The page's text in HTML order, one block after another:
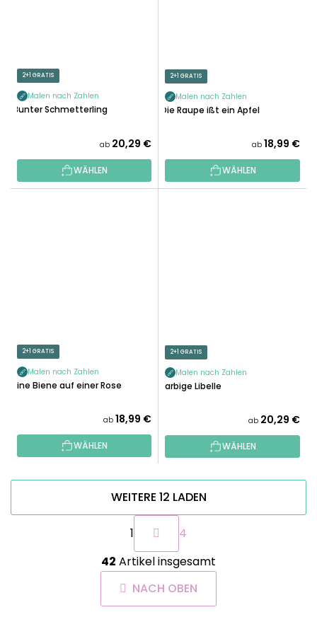
2+1 GRATIS
Malen nach Zahlen
Bunter Schmetterling
ab 20,29 €
WÄHLEN
2+1 GRATIS
Malen nach Zahlen
Die Raupe ißt ein Apfel
ab 18,99 €
WÄHLEN
2+1 GRATIS
Malen nach Zahlen
Eine Biene auf einer Rose
ab 18,99 €
WÄHLEN
2+1 GRATIS
Malen nach Zahlen
Farbige Libelle
ab 20,29 €
WÄHLEN
S
t
e
u
e
WEITERE 12 LADEN
P
a
g
i
n
i
e
1
4
42 Artikel insgesamt
NACH OBEN